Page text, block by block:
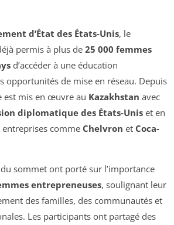
d’État des États-Unis, le
permis à plus de 25 000 femmes
d’accéder à une éducation
opportunités de mise en réseau. Depuis
est mis en œuvre au Kazakhstan avec
diplomatique des États-Unis et en
comme Chelvron et Coca-
sommet ont porté sur l’importance
entrepreneuses, soulignant leur
des familles, des communautés et
Les participants ont partagé des